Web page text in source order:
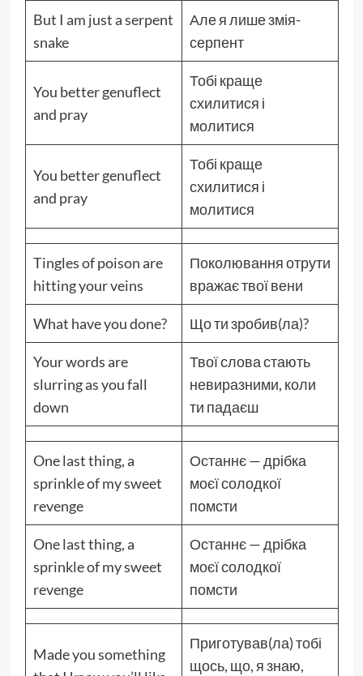
But I am just a serpent
snake
Але я лише змія-
серпент
You better genuflect
and pray
Тобі краще
схилитися і
молитися
You better genuflect
and pray
Тобі краще
схилитися і
молитися
Tingles of poison are
hitting your veins
Поколювання отрути
вражає твої вени
What have you done? Що ти зробив(ла)?
Your words are
slurring as you fall
down
Твої слова стають
невиразними, коли
ти падаєш
One last thing, a
sprinkle of my sweet
revenge
Останнє — дрібка
моєї солодкої
помсти
One last thing, a
sprinkle of my sweet
revenge
Останнє — дрібка
моєї солодкої
помсти
Made you something
Приготував(ла) тобі
щось, що, я знаю,